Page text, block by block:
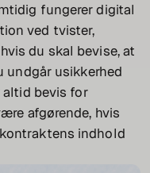
fungerer digital
ved tvister,
du skal bevise, at
undgår usikkerhed
altid bevis for
afgørende, hvis
indhold